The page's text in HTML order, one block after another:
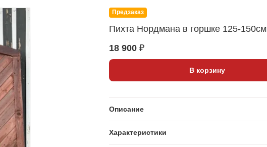
Предзаказ
Пихта Нордмана в горшке 125-150см
18 900 ₽
В корзину
Описание
Характеристики